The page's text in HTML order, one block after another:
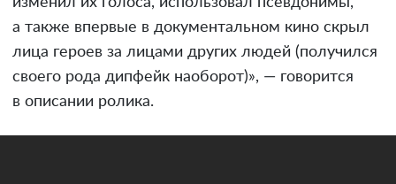
а также впервые в документальном кино скрыл
лица героев за лицами других людей (получился
своего рода дипфейк наоборот)», — говорится
в описании ролика.